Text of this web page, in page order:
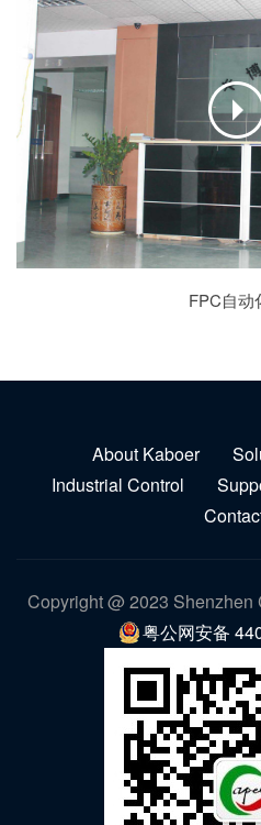
FPC自动
About Kaboer
Industrial Control
Copyright @ 2023 Shenzhen
粤公网安备